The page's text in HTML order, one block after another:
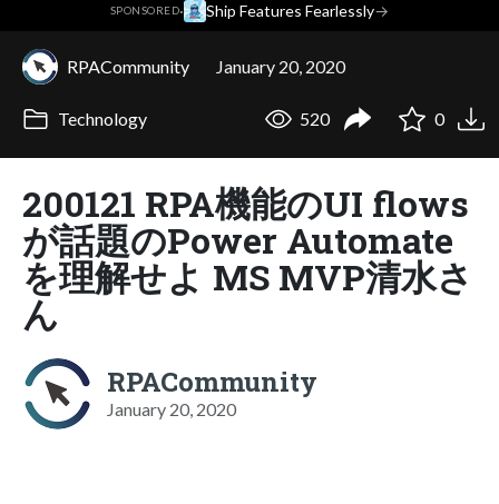
SPONSORED· Ship Features Fearlessly→
RPACommunity January 20, 2020
Technology 520 0
200121 RPA機能のUI flows
が話題のPower Automate
を理解せよ MS MVP清水さ
ん
RPACommunity
January 20, 2020